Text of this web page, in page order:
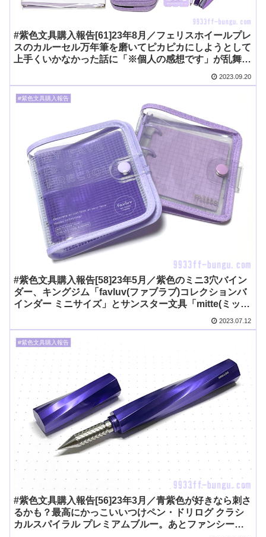
#紫色文具購入報告[61]23年8月／フェリスホイールプレ
スのカルーセル万年筆を磨いてピカピカにしようとして
上手くいかなかった話に「※個人の感想です」が乱舞す
2023.09.20
#紫色文具購入報告
#紫色文具購入報告[58]23年5月／紫色のミニ3穴バイン
ダー、キングジム「favluv(ファブラブ)コレクションバ
インダー ミニサイズ」とサンスター文具「mitte(ミッ
2023.07.12
#紫色文具購入報告
#紫色文具購入報告[56]23年3月／青紫色が好きなら刺さ
るかも？最高にかっこいいつけペン・ドリログ クラシ
カルスパイラル プレミアムブルー。あとファンシー文